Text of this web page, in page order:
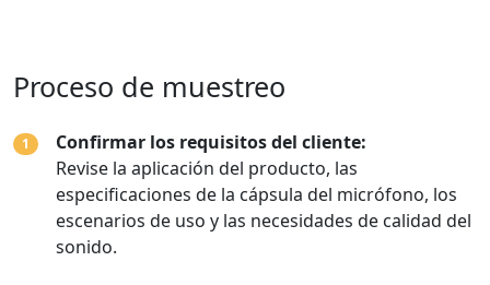
Proceso de muestreo
1
Confirmar los requisitos del cliente:
Revise la aplicación del producto, las
especificaciones de la cápsula del micrófono, los
escenarios de uso y las necesidades de calidad del
sonido.